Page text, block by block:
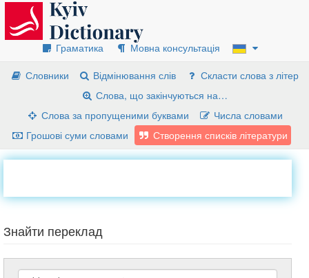
Граматика
Мовна консультація
Словники
Відмінювання слів
Скласти слова з літер
Слова, що закінчуються на…
Слова за пропущеними буквами
Числа словами
Грошові суми словами
Створення списків літератури
Знайти переклад